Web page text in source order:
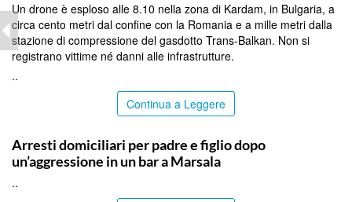
Un drone è esploso alle 8.10 nella zona di Kardam, in Bulgaria, a
circa cento metri dal confine con la Romania e a mille metri dalla
stazione di compressione del gasdotto Trans-Balkan. Non si
registrano vittime né danni alle infrastrutture.
..
Continua a Leggere
Arresti domiciliari per padre e figlio dopo
un’aggressione in un bar a Marsala
..